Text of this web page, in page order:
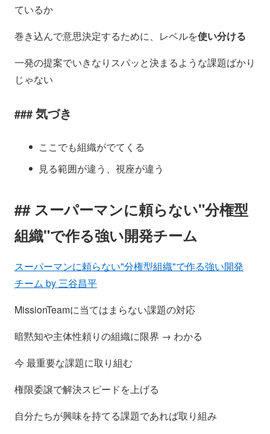
ているか
巻き込んで意思決定するために、レベルを使い分ける
一発の提案でいきなりスパッと決まるような課題ばかり
じゃない
気づき
ここでも組織がでてくる
見る範囲が違う、視座が違う
スーパーマンに頼らない"分権型
組織"で作る強い開発チーム
スーパーマンに頼らない"分権型組織"で作る強い開発
チーム by 三谷昌平
MissionTeamに当てはまらない課題の対応
暗黙知や主体性頼りの組織に限界 → わかる
今 最重要な課題に取り組む
権限委譲で解決スピードを上げる
自分たちが興味を持てる課題であれば取り組み